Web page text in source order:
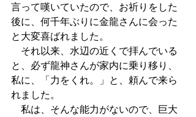
言って嘆いていたので、お祈りをした
後に、何千年ぶりに金龍さんに会った
と大変喜ばれました。
それ以来、水辺の近くで拝んでいる
と、必ず龍神さんが家内に乗り移り、
私に、「力をくれ。」と、頼んで来ら
れました。
私は、そんな能力がないので、巨大